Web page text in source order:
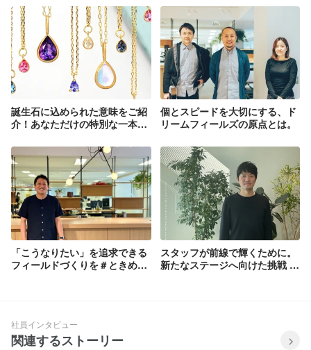
誕生石に込められた意味をご紹
介！あなただけの特別な一本
個とスピードを大切にする、ド
リームフィールズの原点とは。
「こうなりたい」を追求できる
フィールドづくりを＃ときめき
スタッフが前線で輝くために。
新たなステージへ向けた挑戦 #
社員インタビュー
関連するストーリー